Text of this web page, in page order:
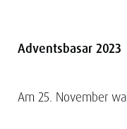
Adventsbasar 2023
Am 25. November